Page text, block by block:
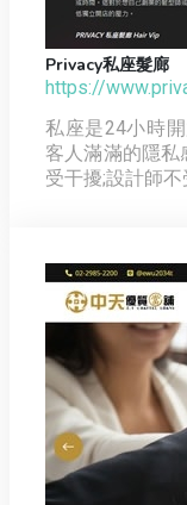
Privacy私座髮廊
https://
私座是24小時
客人滿滿的隱
受干擾;設計師